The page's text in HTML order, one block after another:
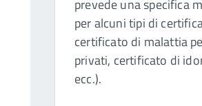
prevede una specifica
per alcuni tipi di
certificato di malattia
privati, certificato di
ecc.).